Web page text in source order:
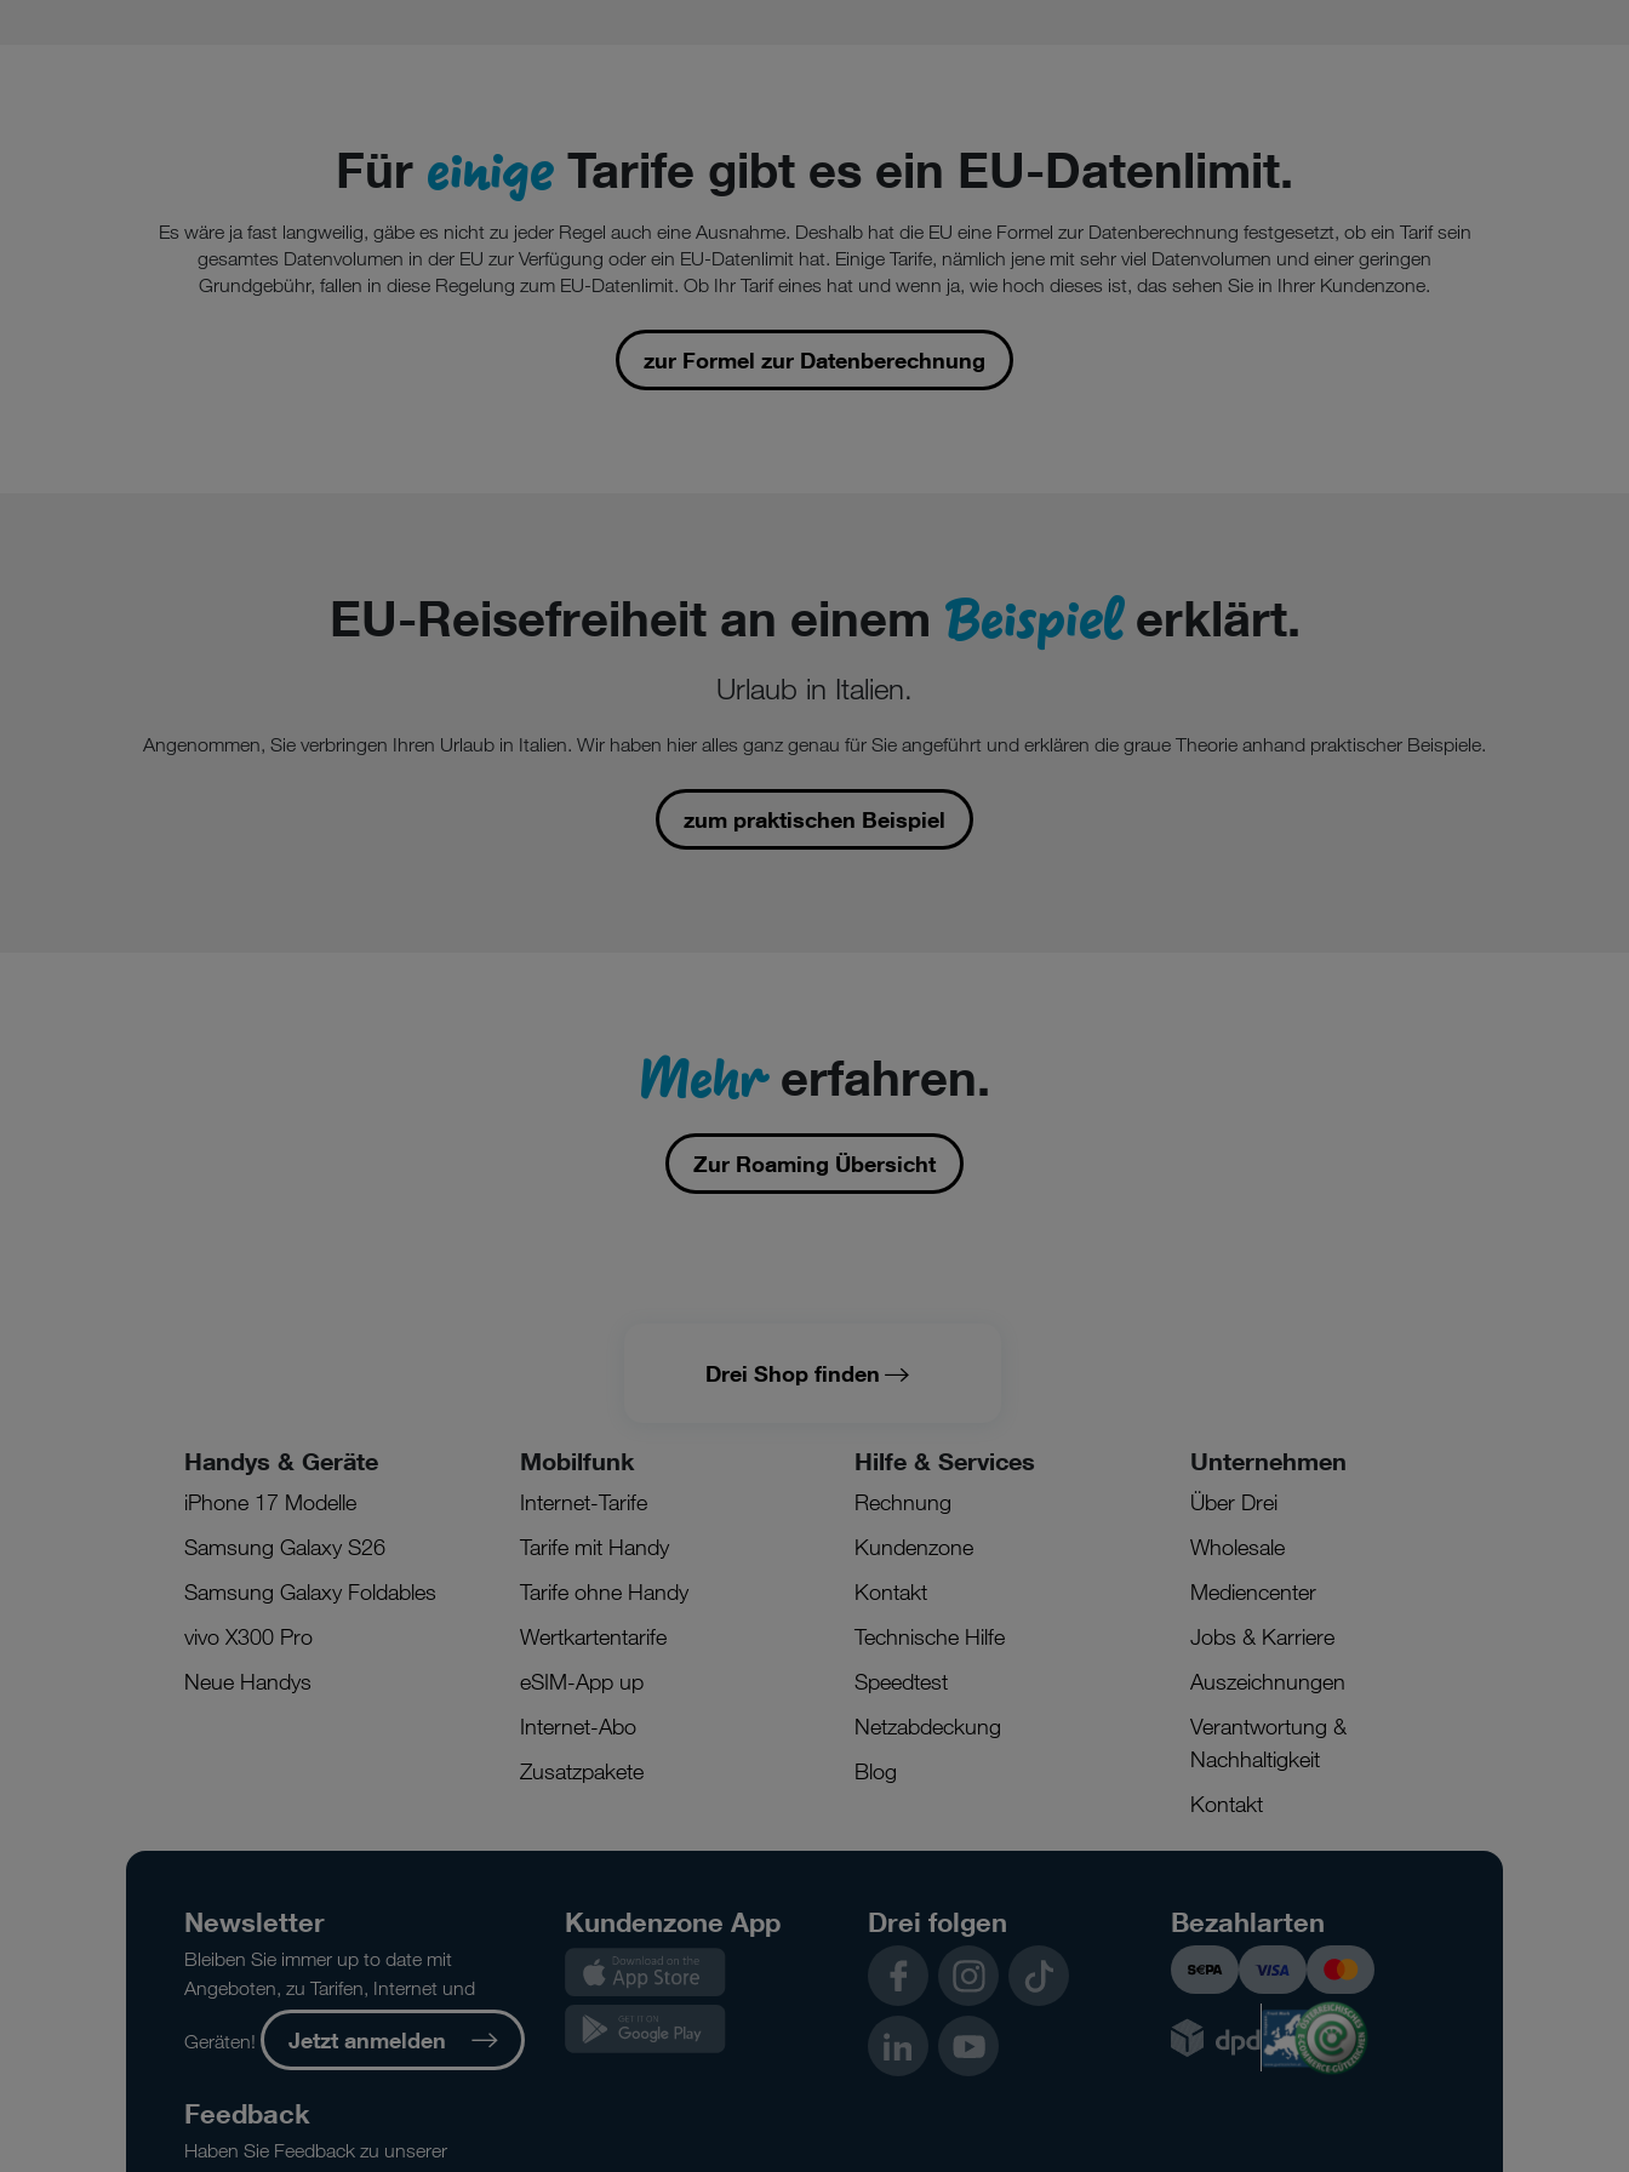
Für einige Tarife gibt es ein EU-Datenlimit.
Es wäre ja fast langweilig, gäbe es nicht zu jeder Regel auch eine Ausnahme. Deshalb hat die EU eine Formel zur Datenberechnung festgesetzt, ob ein Tarif sein
gesamtes Datenvolumen in der EU zur Verfügung oder ein EU-Datenlimit hat. Einige Tarife, nämlich jene mit sehr viel Datenvolumen und einer geringen
Grundgebühr, fallen in diese Regelung zum EU-Datenlimit. Ob Ihr Tarif eines hat und wenn ja, wie hoch dieses ist, das sehen Sie in Ihrer Kundenzone.
zur Formel zur Datenberechnung
EU-Reisefreiheit an einem Beispielerklärt.
Urlaub in Italien.
Angenommen, Sie verbringen Ihren Urlaub in Italien. Wir haben hier alles ganz genau für Sie angeführt und erklären die graue Theorie anhand praktischer Beispiele.
zum praktischen Beispiel
Mehrerfahren.
Zur Roaming Übersicht
Drei Shop finden
Handys & Geräte
iPhone 17 Modelle
Samsung Galaxy S26
Samsung Galaxy Foldables
vivo X300 Pro
Neue Handys
Mobilfunk
Internet-Tarife
Tarife mit Handy
Tarife ohne Handy
Wertkartentarife
eSIM-App up
Internet-Abo
Zusatzpakete
Hilfe & Services
Rechnung
Kundenzone
Kontakt
Technische Hilfe
Speedtest
Netzabdeckung
Blog
Unternehmen
Über Drei
Wholesale
Mediencenter
Jobs & Karriere
Auszeichnungen
Verantwortung &
Nachhaltigkeit
Kontakt
Newsletter
Bleiben Sie immer up to date mit
Angeboten, zu Tarifen, Internet und
Geräten! Jetzt anmelden
Feedback
Haben Sie Feedback zu unserer
Kundenzone App Drei folgen
InstagramTikTok
YouTube
Bezahlarten